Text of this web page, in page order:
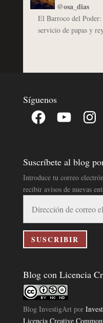
@osa_dias
El Barroco del
servicio de papas y
Síguenos
Facebook YouTube
Suscríbete al blog
Introduce tu correo
recibir avisos de nuevas
correo
electrónico
SUSCRIBIR
Blog con Licencia
Blog InvestigArtpor
Licencia Creative